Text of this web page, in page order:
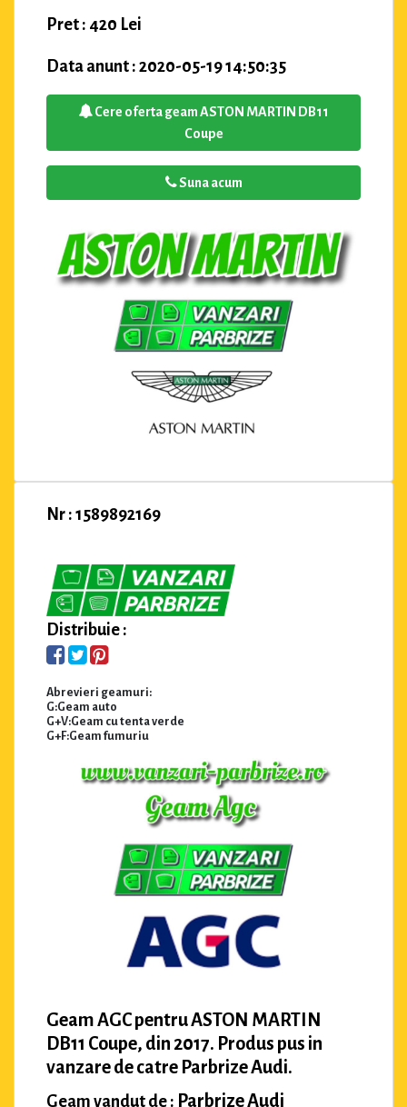
Pret : 420 Lei
Data anunt : 2020-05-19 14:50:35
Cere oferta geam ASTON MARTIN DB11
Coupe
Suna acum
Nr : 1589892169
Distribuie :
Abrevieri geamuri:
G:Geam auto
G+V:Geam cu tenta verde
G+F:Geam fumuriu
Geam AGC pentru ASTON MARTIN
DB11 Coupe, din 2017. Produs pus in
vanzare de catre Parbrize Audi.
Geam vandut de : Parbrize Audi